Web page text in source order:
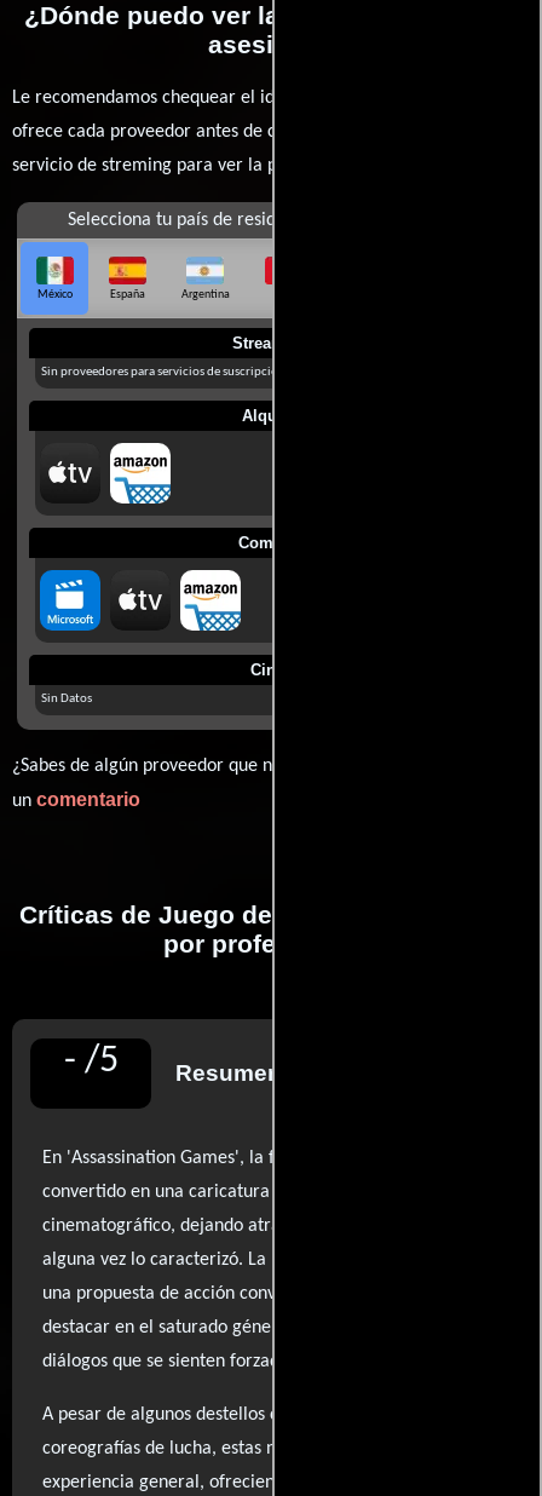
¿Dónde puedo ver la películas Juego de
asesinos?
Le recomendamos chequear el idioma, doblaje o subtítulos que
ofrece cada proveedor antes de comprar, alquilar o contratar un
servicio de streming para ver la películas.
Selecciona tu país de residencia
México España Argentina
Streaming
Sin proveedores para servicios de suscripción en México
Alquilar
Comprar
Cines
Sin Datos
¿Sabes de algún proveedor que no estamos mostrando? déjanos
un comentario
Críticas de Juego de asesinos realizadas
por profesionales
- /5 Resumen de reseñas
En 'Assassination Games', la figura de Van Damme se ha
convertido en una caricatura de su propio legado
cinematográfico, dejando atrás la autenticidad que
alguna vez lo caracterizó. La película se presenta como
una propuesta de acción convencional que no logra
destacar en el saturado género, con una narrativa plana y
diálogos que se sienten forzados y pesados.
A pesar de algunos destellos de habilidad en las
coreografías de lucha, estas no logran elevar la
experiencia general, ofreciendo solo un recordatorio de